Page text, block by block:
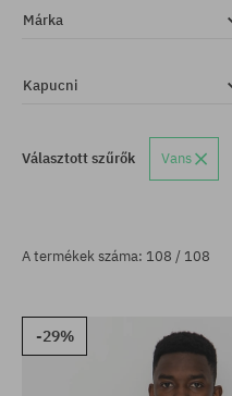
Márka
Kapucni
Választott szűrők Vans
A termékek száma: 108 / 108
-29%